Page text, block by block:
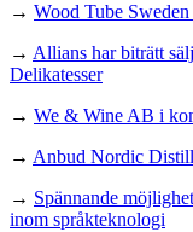
→ Wood Tube
→ Allians har biträtt
Delikatesser
→ We & Wine AB i
→ Anbud Nordic
→ Spännande
inom språkteknologi